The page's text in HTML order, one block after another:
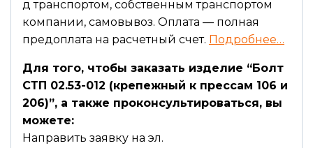
д транспортом, собственным транспортом
компании, самовывоз. Оплата — полная
предоплата на расчетный счет. Подробнее…
Для того, чтобы заказать изделие “Болт
СТП 02.53-012 (крепежный к прессам 106 и
206)”, а также проконсультироваться, вы
можете:
Направить заявку на эл.